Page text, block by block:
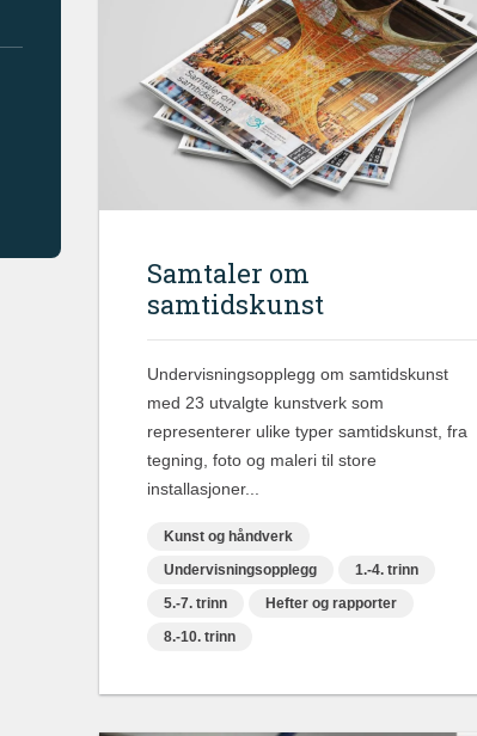
Samtaler om
samtidskunst
Undervisningsopplegg om samtidskunst
med 23 utvalgte kunstverk som
representerer ulike typer samtidskunst, fra
tegning, foto og maleri til store
installasjoner...
Kunst og håndverk
Undervisningsopplegg
1.-4. trinn
5.-7. trinn
Hefter og rapporter
8.-10. trinn